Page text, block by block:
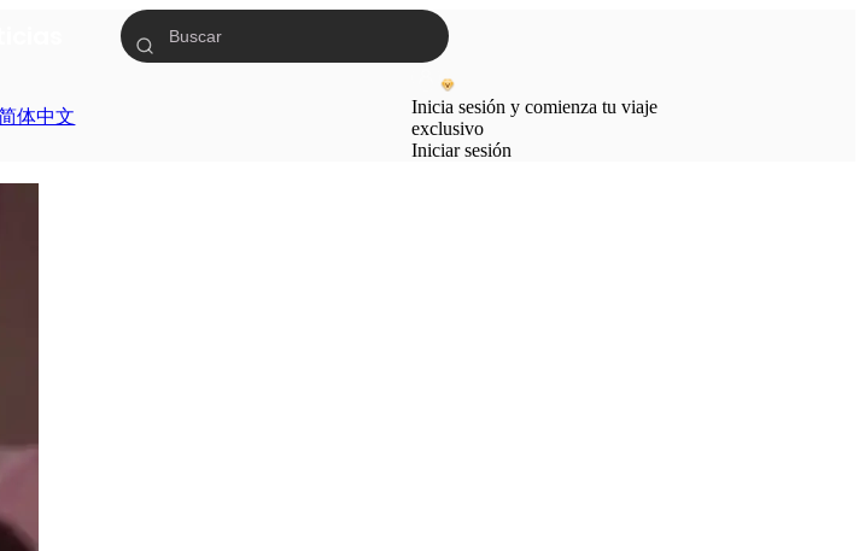
体中文
Inicia sesión y comienza tu viaje
exclusivo
Iniciar sesión